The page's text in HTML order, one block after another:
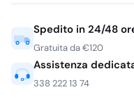
Spedito in 24/48
Gratuita da €120
Assistenza
338 222 13 74